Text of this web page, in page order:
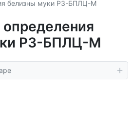
белизны муки РЗ-БПЛЦ-М
РЗ-БПЛЦ-М